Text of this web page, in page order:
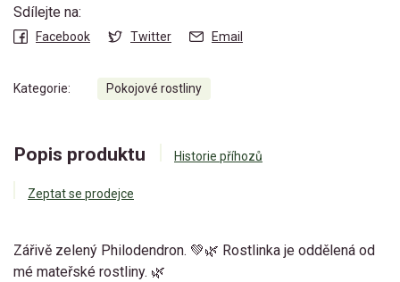
Sdílejte na:
Facebook Twitter Email
Kategorie: Pokojové rostliny
Popis produktu Historie příhozů
Zeptat se prodejce
Zářivě zelený Philodendron. 💚🌿 Rostlinka je oddělená od
mé mateřské rostliny. 🌿